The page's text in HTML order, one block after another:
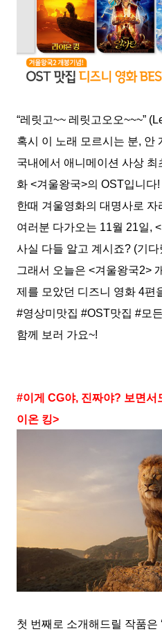
“레릿고~~ 레릿고오오~~~”
혹시 이 노래 모르시는 분, 안
국내에서 애니메이션 사상
화 <겨울왕국>의 OST입니다!
한때 겨울영화의 대명사로
여러분 다가오는 11월 21일,
사실 다들 알고 계시죠? (기
그래서 오늘은 <겨울왕국2>
제를 모았던 디즈니 영화 4편
#영상미맛집 #OST맛집 #모
함께 보러 가요~!
#이게 CG야, 진짜야? 보면서
이온 킹>
첫 번째로 소개해드릴 작품은